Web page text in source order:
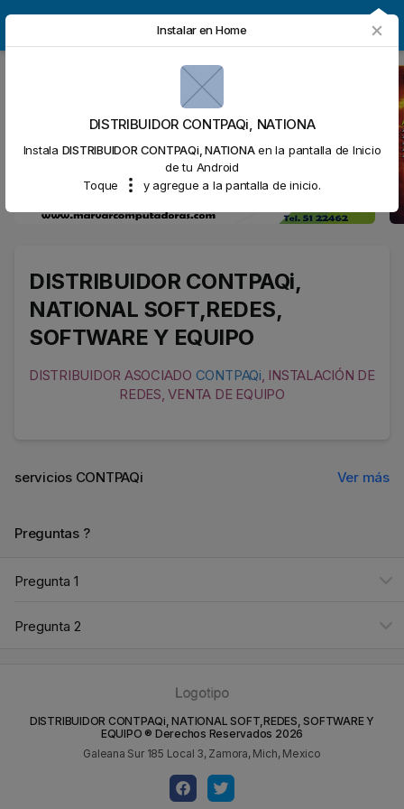
DISTRIBUIDOR CONTPAQi, NATIONA
DISTRIBUIDOR CONTPAQi,
NATIONAL SOFT,REDES,
SOFTWARE Y EQUIPO
DISTRIBUIDOR ASOCIADO CONTPAQi, INSTALACIÓN DE
REDES, VENTA DE EQUIPO
servicios CONTPAQi Ver más
Preguntas ?
Pregunta 1
Pregunta 2
DISTRIBUIDOR CONTPAQi, NATIONAL SOFT,REDES, SOFTWARE Y
EQUIPO ® Derechos Reservados 2026
Galeana Sur 185 Local 3, Zamora, Mich, Mexico
Instalar en Home
DISTRIBUIDOR CONTPAQi, NATIONA
Instala DISTRIBUIDOR CONTPAQi, NATIONAen la pantalla de Inicio
de tu Android
Toque
y agregue a la pantalla de inicio.